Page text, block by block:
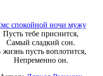
спокойной ночи мужу
Пусть тебе приснится,
Самый сладкий сон.
жизнь пусть воплотится,
Непременно он.